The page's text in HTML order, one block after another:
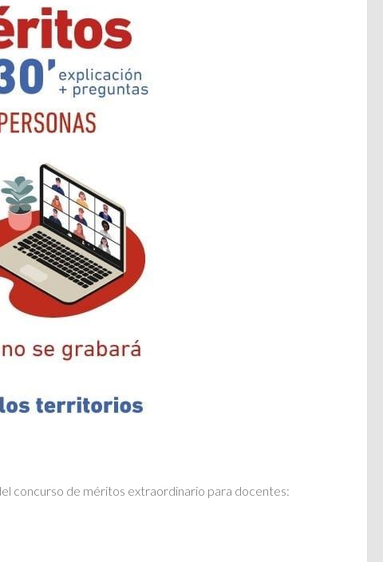
concurso de méritos extraordinario para docentes: